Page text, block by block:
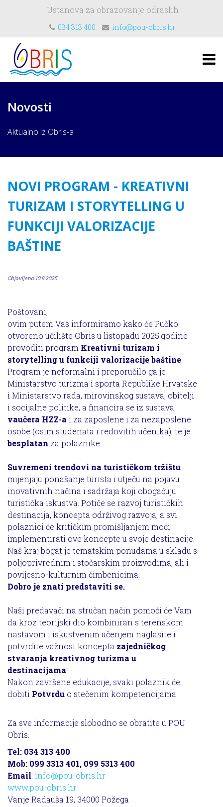
Ustanova za obrazovanje odraslih
034 313 400 info@pou-obris.hr
Novosti
Aktualno iz Obris-a
NOVI PROGRAM - KREATIVNI
TURIZAM I STORYTELLING U
FUNKCIJI VALORIZACIJE
BAŠTINE
Objavljeno 10.9.2025.
Poštovani,
ovim putem Vas informiramo kako će Pučko
otvoreno učilište Obris u listopadu 2025.godine
provoditi program Kreativni turizam i
storytelling u funkciji valorizacije baštine
Program je neformalni i preporučilo ga je
Ministarstvo turizma i sporta Republike Hrvatske
i Ministarstvo rada, mirovinskog sustava, obitelji
i socijalne politike, a financira se iz sustava
vaučera HZZ-a i za zaposlene i za nezaposlene
osobe (osim studenata i redovitih učenika), te je
besplatan za polaznike.
Suvremeni trendovi na turističkom tržištu
mijenjaju ponašanje turista i utječu na pojavu
inovativnih načina i sadržaja koji obogaćuju
turistička iskustva. Potiče se razvoj turističkih
destinacija, koncepta održivog razvoja, a svi
polaznici će kritičkim promišljanjem moći
implementirati ove koncepte u svoje destinacije.
Naš kraj bogat je tematskim ponudama u skladu s
poljoprivrednim i stočarskim proizvodima, ali i
povijesno-kulturnim čimbenicima.
Dobro je znati predstaviti se.
Naši predavači na stručan način pomoći će Vam
da kroz teorijski dio kombiniran s terenskom
nastavom i iskustvenim učenjem naglasite i
potvrdite važnost koncepta zajedničkog
stvaranja kreativnog turizma u
destinacijama
Nakon završene edukacije, svaki polaznik će
dobiti Potvrdu o stečenim kompetencijama.
Za sve informacije slobodno se obratite u POU
Obris.
Tel: 034 313 400
Mob: 099 3313 401, 099 5313 400
Email: info@pou-obris.hr
www.pou-obris.hr
Vanje Radauša 19, 34000 Požega